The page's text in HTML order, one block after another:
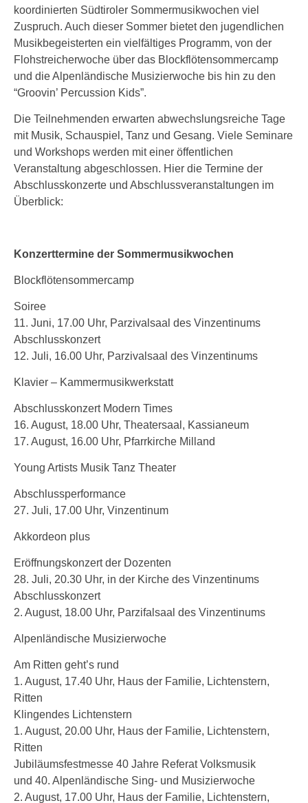
koordinierten Südtiroler Sommermusikwochen viel
Zuspruch. Auch dieser Sommer bietet den jugendlichen
Musikbegeisterten ein vielfältiges Programm, von der
Flohstreicherwoche über das Blockflötensommercamp
und die Alpenländische Musizierwoche bis hin zu den
“Groovin’ Percussion Kids”.
Die Teilnehmenden erwarten abwechslungsreiche Tage
mit Musik, Schauspiel, Tanz und Gesang. Viele Seminare
und Workshops werden mit einer öffentlichen
Veranstaltung abgeschlossen. Hier die Termine der
Abschlusskonzerte und Abschlussveranstaltungen im
Überblick:
Konzerttermine der Sommermusikwochen
Blockflötensommercamp
Soiree
11. Juni, 17.00 Uhr, Parzivalsaal des Vinzentinums
Abschlusskonzert
12. Juli, 16.00 Uhr, Parzivalsaal des Vinzentinums
Klavier – Kammermusikwerkstatt
Abschlusskonzert Modern Times
16. August, 18.00 Uhr, Theatersaal, Kassianeum
17. August, 16.00 Uhr, Pfarrkirche Milland
Young Artists Musik Tanz Theater
Abschlussperformance
27. Juli, 17.00 Uhr, Vinzentinum
Akkordeon plus
Eröffnungskonzert der Dozenten
28. Juli, 20.30 Uhr, in der Kirche des Vinzentinums
Abschlusskonzert
2. August, 18.00 Uhr, Parzifalsaal des Vinzentinums
Alpenländische Musizierwoche
Am Ritten geht’s rund
1. August, 17.40 Uhr, Haus der Familie, Lichtenstern,
Ritten
Klingendes Lichtenstern
1. August, 20.00 Uhr, Haus der Familie, Lichtenstern,
Ritten
Jubiläumsfestmesse 40 Jahre Referat Volksmusik
und 40. Alpenländische Sing- und Musizierwoche
2. August, 17.00 Uhr, Haus der Familie, Lichtenstern,